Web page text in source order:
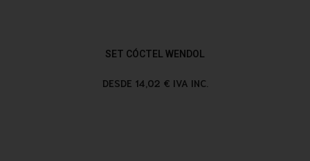
SET CÓCTEL WENDOL
DESDE 14,02 € IVA INC.